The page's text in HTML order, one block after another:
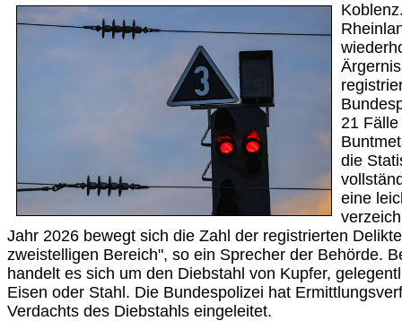
21 Fälle
die
eine
Jahr 2026 bewegt sich die Zahl der registrierten
zweistelligen Bereich", so ein Sprecher der Behörde.
handelt es sich um den Diebstahl von Kupfer,
Eisen oder Stahl. Die Bundespolizei hat
Verdachts des Diebstahls eingeleitet.